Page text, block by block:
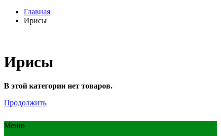
Главная
Ирисы
Ирисы
В этой категории нет товаров.
Продолжить
Меню